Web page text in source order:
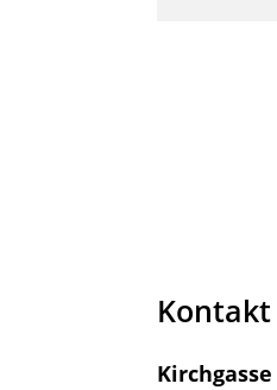
Kontakt
Kirchgasse